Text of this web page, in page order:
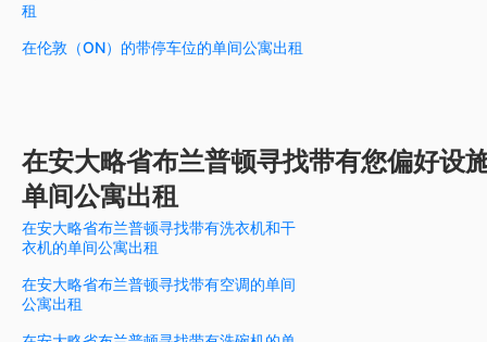
租
在伦敦（ON）的带停车位的单间公寓出租
在安大略省布兰普顿寻找带有您偏好设
单间公寓出租
在安大略省布兰普顿寻找带有洗衣机和干
衣机的单间公寓出租
在安大略省布兰普顿寻找带有空调的单间
公寓出租